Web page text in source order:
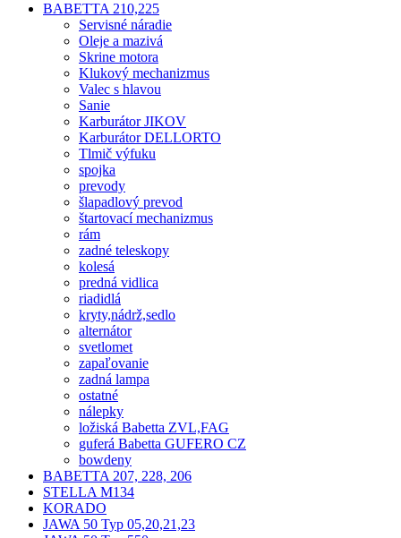
BABETTA 210,225
Servisné náradie
Oleje a mazivá
Skrine motora
Klukový mechanizmus
Valec s hlavou
Sanie
Karburátor JIKOV
Karburátor DELLORTO
Tlmič výfuku
spojka
prevody
šlapadlový prevod
štartovací mechanizmus
rám
zadné teleskopy
kolesá
predná vidlica
riadidlá
kryty,nádrž,sedlo
alternátor
svetlomet
zapaľovanie
zadná lampa
ostatné
nálepky
ložiská Babetta ZVL,FAG
guferá Babetta GUFERO CZ
bowdeny
BABETTA 207, 228, 206
STELLA M134
KORADO
JAWA 50 Typ 05,20,21,23